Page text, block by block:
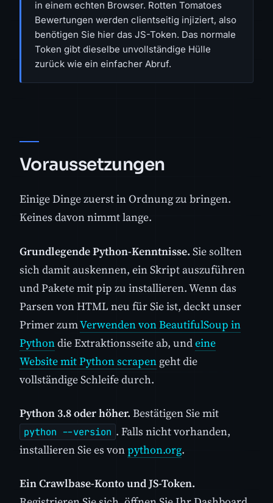
in einem echten Browser. Rotten Tomatoes
Bewertungen werden clientseitig injiziert, also
benötigen Sie hier das JS-Token. Das normale
Token gibt dieselbe unvollständige Hülle
zurück wie ein einfacher Abruf.
Voraussetzungen
Einige Dinge zuerst in Ordnung zu bringen.
Keines davon nimmt lange.
Grundlegende Python-Kenntnisse. Sie sollten
sich damit auskennen, ein Skript auszuführen
und Pakete mit pip zu installieren. Wenn das
Parsen von HTML neu für Sie ist, deckt unser
Primer zumVerwenden von BeautifulSoup in
Pythondie Extraktionsseite ab, undeine
Website mit Python scrapen geht die
vollständige Schleife durch.
Python 3.8 oder höher. Bestätigen Sie mit
python --version . Falls nicht vorhanden,
installieren Sie es vonpython.org.
Ein Crawlbase-Konto und JS-Token.